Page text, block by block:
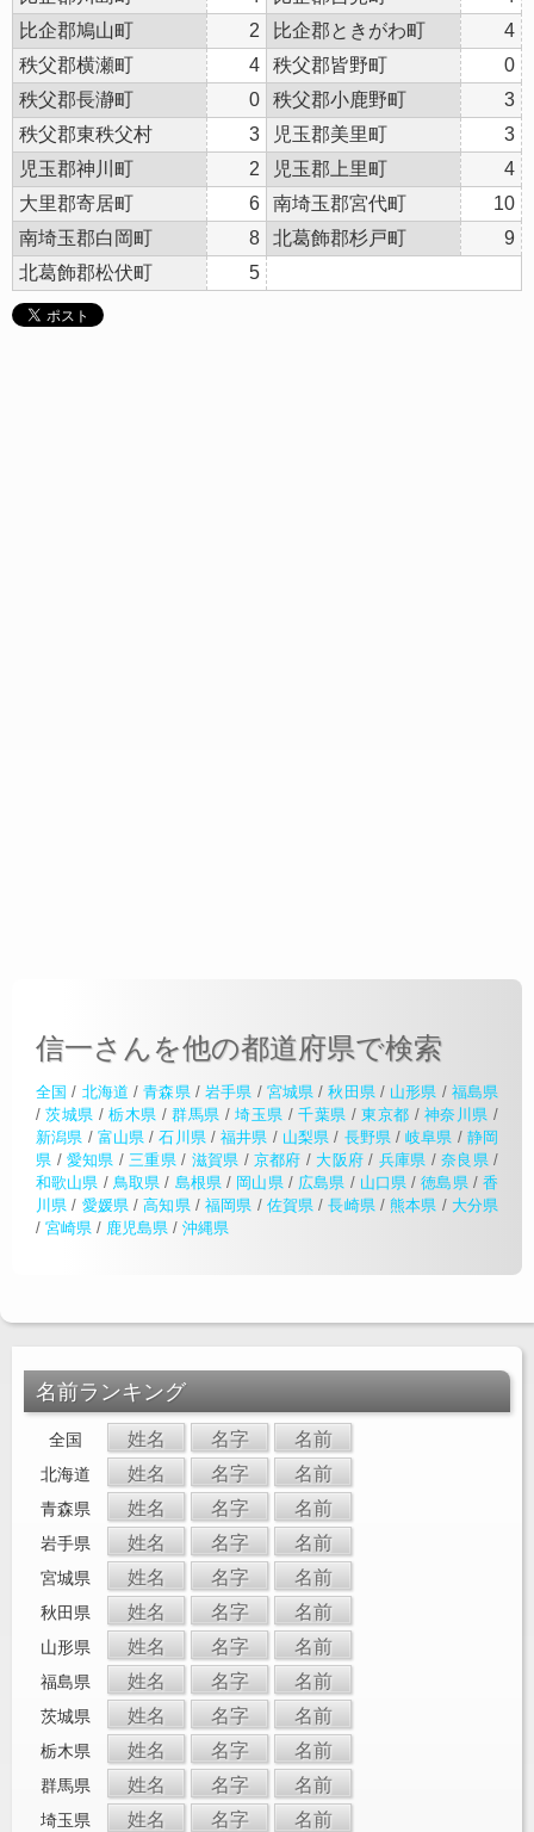
比企郡鳩山町
2 比企郡ときがわ町
4
秩父郡横瀬町
4 秩父郡皆野町
0
秩父郡長瀞町
0 秩父郡小鹿野町
3
秩父郡東秩父村
3 児玉郡美里町
3
児玉郡神川町
2 児玉郡上里町
4
大里郡寄居町
6 南埼玉郡宮代町
10
南埼玉郡白岡町
8 北葛飾郡杉戸町
9
北葛飾郡松伏町
5
信一さんを他の都道府県で検索
全国 / 北海道 /青森県/ 岩手県 / 宮城県 /秋田県/ 山形県 / 福島県
/茨城県 /栃木県 /群馬県 /埼玉県 /千葉県 /東京都 /神奈川県 /
新潟県 / 富山県 /石川県/福井県 / 山梨県 / 長野県/岐阜県 / 静岡
県 / 愛知県 /三重県 / 滋賀県 / 京都府 / 大阪府 / 兵庫県 / 奈良県/
和歌山県 / 鳥取県 / 島根県/ 岡山県/ 広島県 / 山口県 /徳島県/香
川県 / 愛媛県/高知県/ 福岡県 / 佐賀県 /長崎県/熊本県 / 大分県
/ 宮崎県 / 鹿児島県 / 沖縄県
名前ランキング
全国 姓名 名字 名前
北海道 姓名 名字 名前
青森県 姓名 名字 名前
岩手県 姓名 名字 名前
宮城県 姓名 名字 名前
秋田県 姓名 名字 名前
山形県 姓名 名字 名前
福島県 姓名 名字 名前
茨城県 姓名 名字 名前
栃木県 姓名 名字 名前
群馬県 姓名 名字 名前
埼玉県 姓名 名字 名前